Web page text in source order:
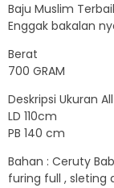
Baju Muslim
Enggak bakalan
Berat
700 GRAM
Deskripsi Ukuran
LD 110cm
PB 140 cm
Bahan : Ceruty
furing full , sleting